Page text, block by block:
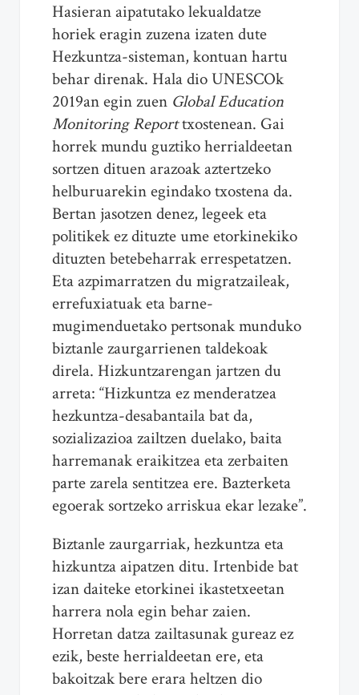
Hasieran aipatutako lekualdatze
horiek eragin zuzena izaten dute
Hezkuntza-sisteman, kontuan hartu
behar direnak. Hala dio UNESCOk
2019an egin zuen Global Education
Monitoring Reporttxostenean. Gai
horrek mundu guztiko herrialdeetan
sortzen dituen arazoak aztertzeko
helburuarekin egindako txostena da.
Bertan jasotzen denez, legeek eta
politikek ez dituzte ume etorkinekiko
dituzten betebeharrak errespetatzen.
Eta azpimarratzen du migratzaileak,
errefuxiatuak eta barne-
mugimenduetako pertsonak munduko
biztanle zaurgarrienen taldekoak
direla. Hizkuntzarengan jartzen du
arreta: “Hizkuntza ez menderatzea
hezkuntza-desabantaila bat da,
sozializazioa zailtzen duelako, baita
harremanak eraikitzea eta zerbaiten
parte zarela sentitzea ere. Bazterketa
egoerak sortzeko arriskua ekar lezake”.
Biztanle zaurgarriak, hezkuntza eta
hizkuntza aipatzen ditu. Irtenbide bat
izan daiteke etorkinei ikastetxeetan
harrera nola egin behar zaien.
Horretan datza zailtasunak gureaz ez
ezik, beste herrialdeetan ere, eta
bakoitzak bere erara heltzen dio